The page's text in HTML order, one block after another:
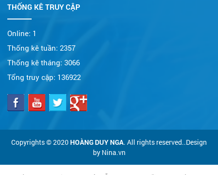
THỐNG KÊ TRUY CẬP
Online: 1
Thống kê tuần: 2357
Thống kê tháng: 3066
Tổng truy cập: 136922
Copyrights © 2020 HOÀNG DUY NGA. All rights reserved..Design
by Nina.vn